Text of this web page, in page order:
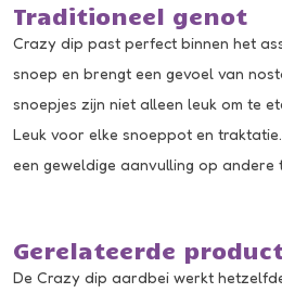
Traditioneel genot
Crazy dip past perfect binnen het
snoep en brengt een gevoel van
snoepjes zijn niet alleen leuk om te
Leuk voor elke snoeppot en
een geweldige aanvulling op andere
Gerelateerde
De Crazy dip aardbei werkt